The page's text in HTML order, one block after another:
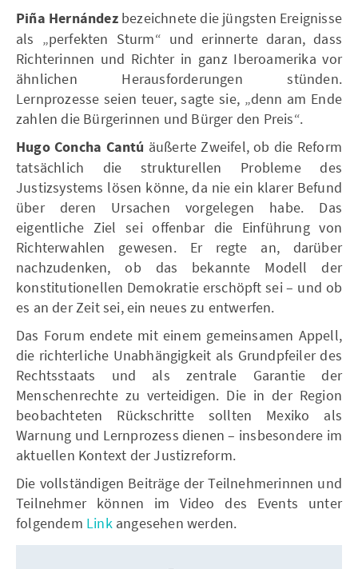
Piña Hernándezbezeichnete die jüngsten Ereignisse
als „perfekten Sturm“ und erinnerte daran, dass
Richterinnen und Richter in ganz Iberoamerika vor
ähnlichen Herausforderungen stünden.
Lernprozesse seien teuer, sagte sie, „denn am Ende
zahlen die Bürgerinnen und Bürger den Preis“.
Hugo Concha Cantú äußerte Zweifel, ob die Reform
tatsächlich die strukturellen Probleme des
Justizsystems lösen könne, da nie ein klarer Befund
über deren Ursachen vorgelegen habe. Das
eigentliche Ziel sei offenbar die Einführung von
Richterwahlen gewesen. Er regte an, darüber
nachzudenken, ob das bekannte Modell der
konstitutionellen Demokratie erschöpft sei – und ob
es an der Zeit sei, ein neues zu entwerfen.
Das Forum endete mit einem gemeinsamen Appell,
die richterliche Unabhängigkeit als Grundpfeiler des
Rechtsstaats und als zentrale Garantie der
Menschenrechte zu verteidigen. Die in der Region
beobachteten Rückschritte sollten Mexiko als
Warnung und Lernprozess dienen – insbesondere im
aktuellen Kontext der Justizreform.
Die vollständigen Beiträge der Teilnehmerinnen und
Teilnehmer können im Video des Events unter
folgendem Linkangesehen werden.